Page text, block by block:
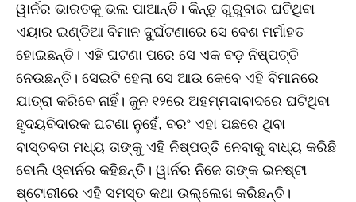
ୱାର୍ନର ଭାରତକୁ ଭଲ ପାଆନ୍ତି। କିନ୍ତୁ ଗୁରୁବାର ଘଟିଥିବା
ଏୟାର ଇଣ୍ଡିଆ ବିମାନ ଦୁର୍ଘଟଣାରେ ସେ ବେଶ ମର୍ମାହତ
ହୋଇଛନ୍ତି। ଏହି ଘଟଣା ପରେ ସେ ଏକ ବଡ଼ ନିଷ୍ପତ୍ତି
ନେଉଛନ୍ତି। ସେଇଟି ହେଲା ସେ ଆଉ କେବେ ଏହି ବିମାନରେ
ଯାତ୍ରା କରିବେ ନାହିଁ। ଜୁନ ୧୨ରେ ଅହମ୍ମଦାବାଦରେ ଘଟିଥିବା
ହୃଦୟବିଦାରକ ଘଟଣା ନୁହେଁ, ବରଂ ଏହା ପଛରେ ଥିବା
ବାସ୍ତବତା ମଧ୍ୟ ତାଙ୍କୁ ଏହି ନିଷ୍ପତ୍ତି ନେବାକୁ ବାଧ୍ୟ କରିଛି
ବୋଲି ଓ୍ବାର୍ନର କହିଛନ୍ତି। ୱାର୍ନର ନିଜେ ତାଙ୍କ ଇନଷ୍ଟା
ଷ୍ଟୋରୀରେ ଏହି ସମସ୍ତ କଥା ଉଲ୍ଲେଖ କରିଛନ୍ତି।